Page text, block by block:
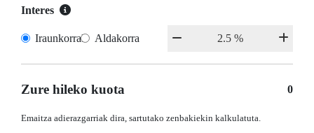
Interes
Iraunkorrak Aldakorra
Zure hileko kuota 0
Emaitza adierazgarriak dira, sartutako zenbakiekin kalkulatuta.